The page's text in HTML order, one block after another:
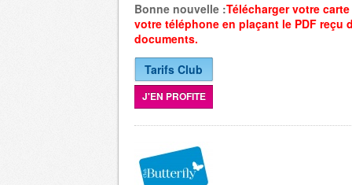
Bonne nouvelle :Télécharger votre
votre téléphone en plaçant le PDF reçu
documents.
Tarifs Club
J'EN PROFITE